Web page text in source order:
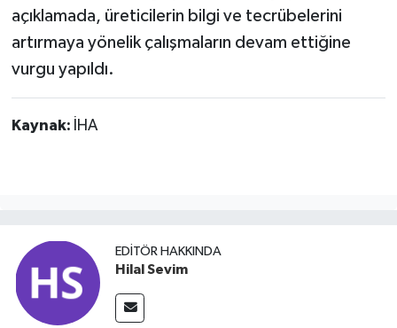
açıklamada, üreticilerin bilgi ve tecrübelerini
artırmaya yönelik çalışmaların devam ettiğine
vurgu yapıldı.
Kaynak: İHA
EDITÖR HAKKINDA
Hilal Sevim